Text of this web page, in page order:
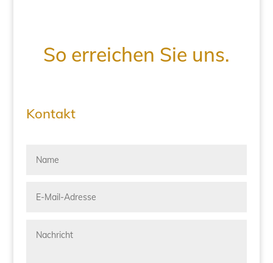
So erreichen Sie uns.
Kontakt